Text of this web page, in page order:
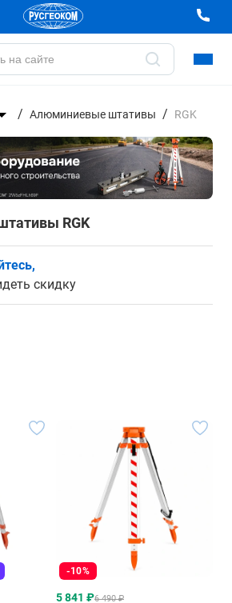
Алюминиевые штативы RGK
RGK
скидку
-10%
5 841 ₽6 490 ₽